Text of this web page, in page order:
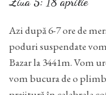
Azi după 6-7 ore de
poduri suspendate
Bazar la 3441m. Vom
vom bucura de o